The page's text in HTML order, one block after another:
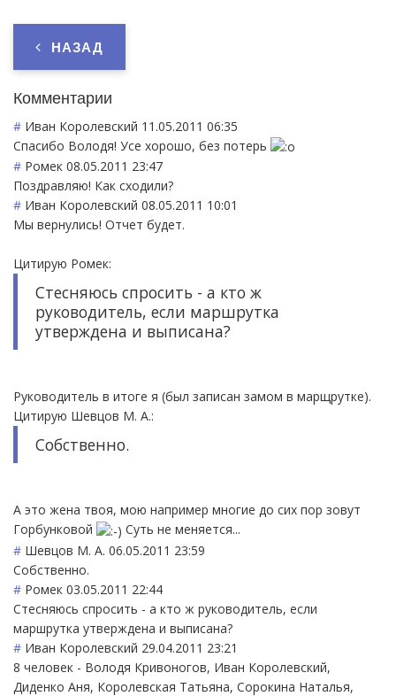
НАЗАД
Комментарии
# Иван Королевский 11.05.2011 06:35
Спасибо Володя! Усе хорошо, без потерь
# Ромек 08.05.2011 23:47
Поздравляю! Как сходили?
# Иван Королевский 08.05.2011 10:01
Мы вернулись! Отчет будет.
Цитирую Ромек:
Стесняюсь спросить - а кто ж
руководитель, если маршрутка
утверждена и выписана?
Руководитель в итоге я (был записан замом в марщрутке).
Цитирую Шевцов М. А.:
Собственно.
А это жена твоя, мою например многие до сих пор зовут
Горбунковой
Суть не меняется...
# Шевцов М. А. 06.05.2011 23:59
Собственно.
# Ромек 03.05.2011 22:44
Стесняюсь спросить - а кто ж руководитель, если
маршрутка утверждена и выписана?
# Иван Королевский 29.04.2011 23:21
8 человек - Володя Кривоногов, Иван Королевский,
Диденко Аня, Королевская Татьяна, Сорокина Наталья,